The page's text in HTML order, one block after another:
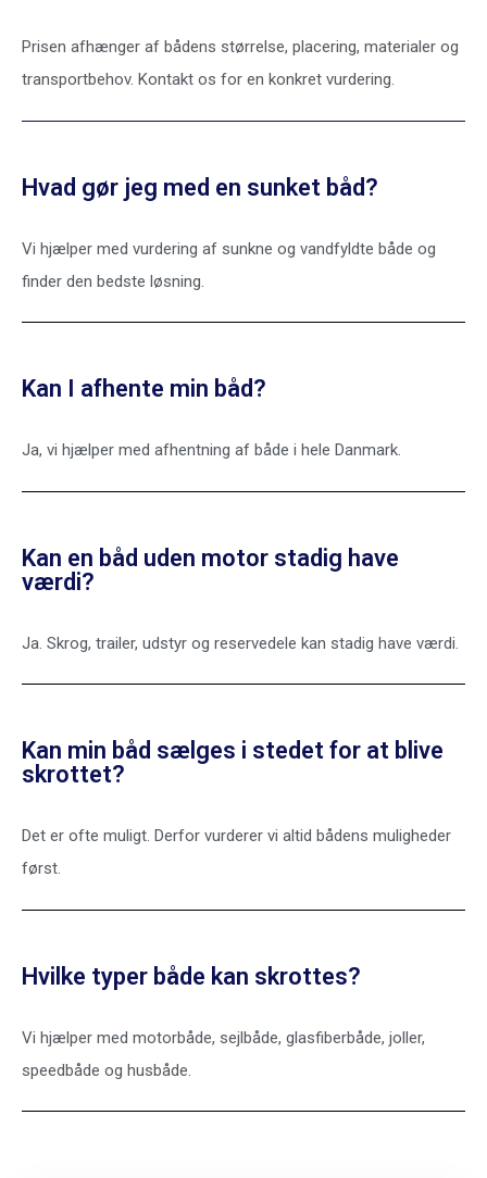
Prisen afhænger af bådens størrelse, placering, materialer og
transportbehov. Kontakt os for en konkret vurdering.
Hvad gør jeg med en sunket båd?
Vi hjælper med vurdering af sunkne og vandfyldte både og
finder den bedste løsning.
Kan I afhente min båd?
Ja, vi hjælper med afhentning af både i hele Danmark.
Kan en båd uden motor stadig have
værdi?
Ja. Skrog, trailer, udstyr og reservedele kan stadig have værdi.
Kan min båd sælges i stedet for at blive
skrottet?
Det er ofte muligt. Derfor vurderer vi altid bådens muligheder
først.
Hvilke typer både kan skrottes?
Vi hjælper med motorbåde, sejlbåde, glasfiberbåde, joller,
speedbåde og husbåde.